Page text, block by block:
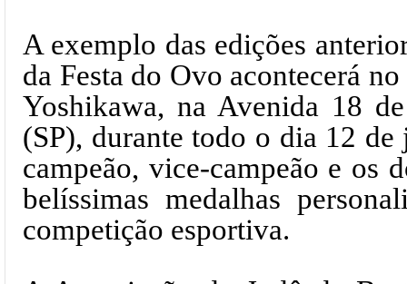
A exemplo das edições
da Festa do Ovo acontecerá
Yoshikawa, na Avenida 18
(SP), durante todo o dia 12
campeão, vice-campeão e os
belíssimas medalhas
competição esportiva.